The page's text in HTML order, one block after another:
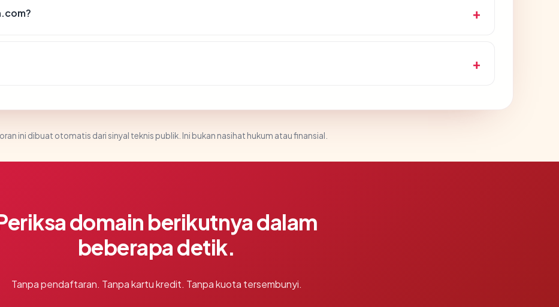
ini dibuat otomatis dari sinyal teknis publik. Ini bukan nasihat hukum atau finansial.
domain berikutnya dalam
beberapa detik.
Tanpa pendaftaran. Tanpa kartu kredit. Tanpa kuota tersembunyi.